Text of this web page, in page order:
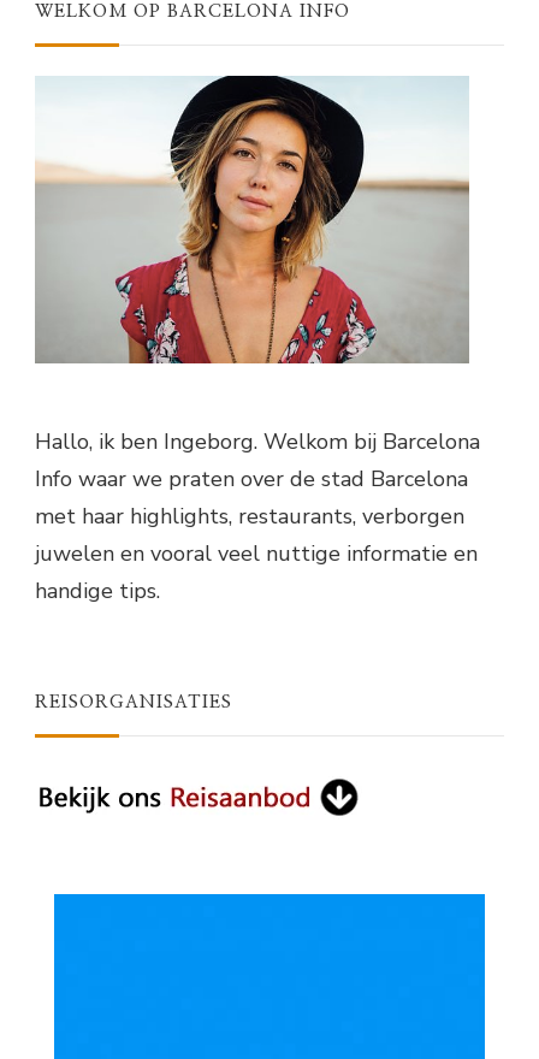
WELKOM OP BARCELONA INFO
Hallo, ik ben Ingeborg. Welkom bij Barcelona
Info waar we praten over de stad Barcelona
met haar highlights, restaurants, verborgen
juwelen en vooral veel nuttige informatie en
handige tips.
REISORGANISATIES